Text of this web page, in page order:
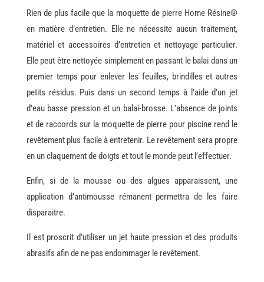
Rien de plus facile que la moquette de pierre Home Résine®
en matière d’entretien. Elle ne nécessite aucun traitement,
matériel et accessoires d’entretien et nettoyage particulier.
Elle peut être nettoyée simplement en passant le balai dans un
premier temps pour enlever les feuilles, brindilles et autres
petits résidus. Puis dans un second temps à l’aide d’un jet
d’eau basse pression et un balai-brosse. L’absence de joints
et de raccords sur la moquette de pierre pour piscine rend le
revêtement plus facile à entretenir. Le revêtement sera propre
en un claquement de doigts et tout le monde peut l’effectuer.
Enfin, si de la mousse ou des algues apparaissent, une
application d’antimousse rémanent permettra de les faire
disparaitre.
Il est proscrit d’utiliser un jet haute pression et des produits
abrasifs afin de ne pas endommager le revêtement.